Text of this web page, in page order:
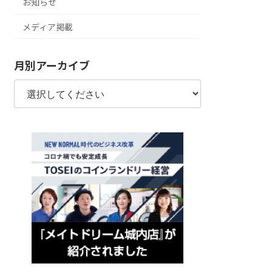
お知らせ
メディア掲載
月別アーカイブ